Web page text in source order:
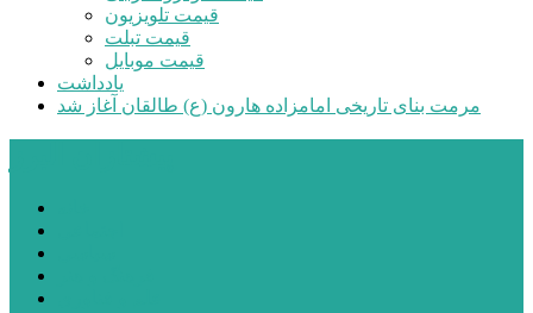
قیمت تلویزیون
قیمت تبلت
قیمت موبایل
یادداشت
مرمت بنای تاریخی امامزاده هارون (ع) طالقان آغاز شد